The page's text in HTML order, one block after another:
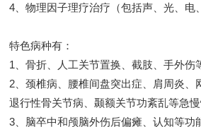
4、物理因子理疗治疗（包括声、光、电
特色病种有：
1、骨折、人工关节置换、截肢、手外伤
2、颈椎病、腰椎间盘突出症、肩周炎、
退行性骨关节病、颞额关节功紊乱等急
3、脑卒中和颅脑外伤后偏瘫、认知等功